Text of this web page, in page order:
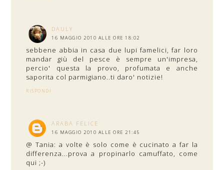
DAULY
16 MAGGIO 2010 ALLE ORE 18:02
sebbene abbia in casa due lupi famelici, far loro
mandar giù del pesce è sempre un'impresa,
percio' questa la provo, profumata e anche
saporita col parmigiano..ti daro' notizie!
RISPONDI
ARABA FELICE
16 MAGGIO 2010 ALLE ORE 21:45
@ Tania: a volte è solo come è cucinato a far la
differenza...prova a propinarlo camuffato, come
qui ;-)